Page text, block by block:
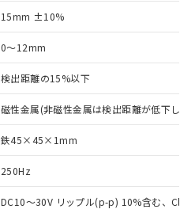
15mm ±10%
0～12mm
検出距離の15%以下
磁性金属(非磁性金属は検出距離が低下しま
鉄45×45×1mm
250Hz
DC10～30V リップル(p-p) 10%含む、